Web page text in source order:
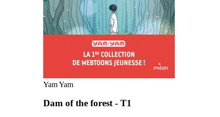
Yam Yam
Dam of the forest - T1